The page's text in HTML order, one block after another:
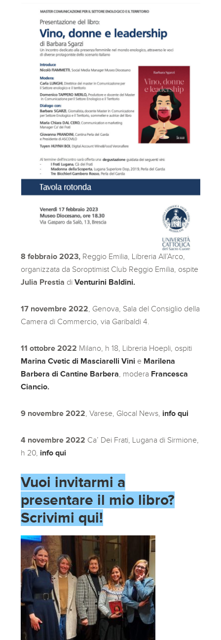
8 febbraio 2023, Reggio Emilia, Libreria All’Arco,
organizzata da Soroptimist Club Reggio Emilia, ospite
Julia Prestia diVenturini Baldini.
17 novembre 2022 , Genova, Sala del Consiglio della
Camera di Commercio, via Garibaldi 4.
11 ottobre 2022 Milano, h 18, Libreria Hoepli, ospiti
Marina Cvetic di Masciarelli Vini e Marilena
Barbera di Cantine Barbera , modera Francesca
Ciancio.
9 novembre 2022 , Varese, Glocal News, info qui
4 novembre 2022 Ca’ Dei Frati, Lugana di Sirmione,
h 20, info qui
Vuoi invitarmi a
presentare il mio libro?
Scrivimi qui!